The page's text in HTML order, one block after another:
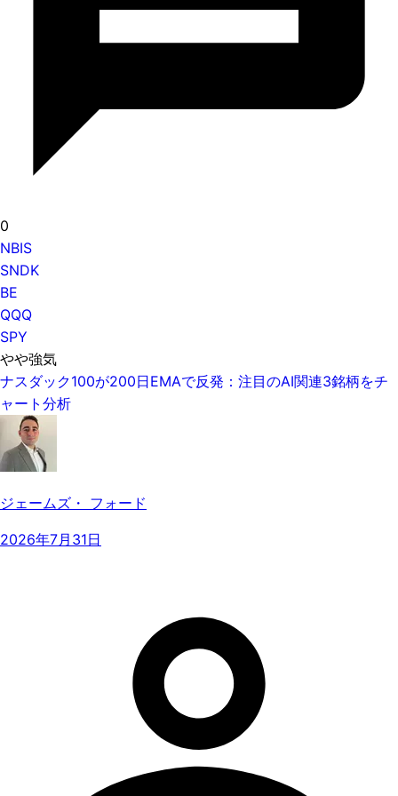
0
NBIS
SNDK
BE
QQQ
SPY
やや強気
ナスダック100が200日EMAで反発：注目のAI関連3銘柄をチ
ャート分析
ジェームズ・ フォード
2026年7月31日